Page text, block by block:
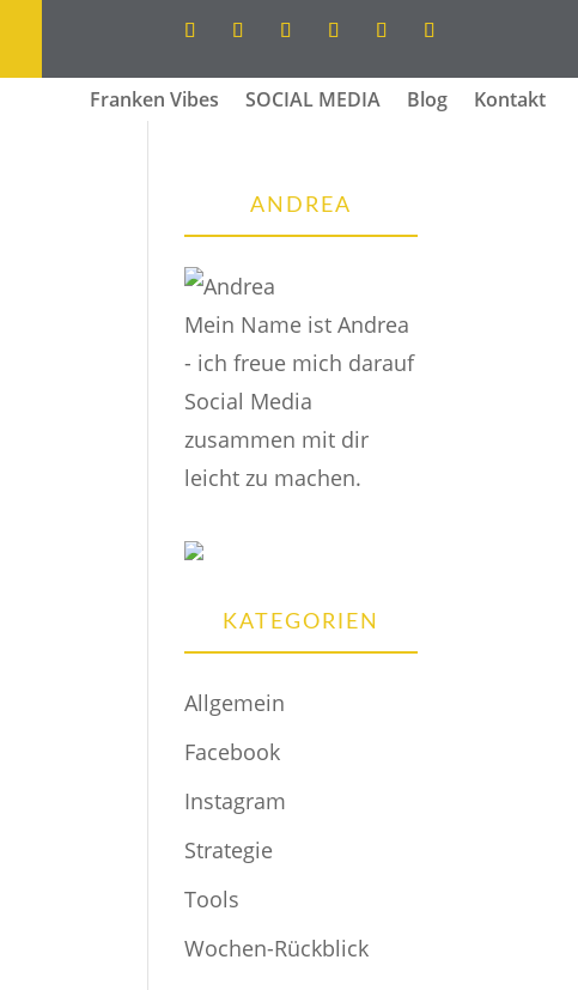
Franken Vibes SOCIAL MEDIA Blog Kontakt
ANDREA
Mein Name ist Andrea
- ich freue mich darauf
Social Media
zusammen mit dir
leicht zu machen.
KATEGORIEN
Allgemein
Facebook
Instagram
Strategie
Tools
Wochen-Rückblick